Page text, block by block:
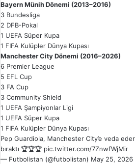
Bayern Münih Dönemi (2013–2016)
3 Bundesliga
2 DFB-Pokal
1 UEFA Süper Kupa
1 FIFA Kulüpler Dünya Kupası
Manchester City Dönemi (2016–2026)
6 Premier League
5 EFL Cup
3 FA Cup
3 Community Shield
1 UEFA Şampiyonlar Ligi
1 UEFA Süper Kupa
1 FIFA Kulüpler Dünya Kupası
Pep Guardiola, Manchester City’e veda
bıraktı 🏆🏆🏆 pic.twitter.com/7ZnwfWjMir
— Futbolistan (@futbolistan) May 25, 2026